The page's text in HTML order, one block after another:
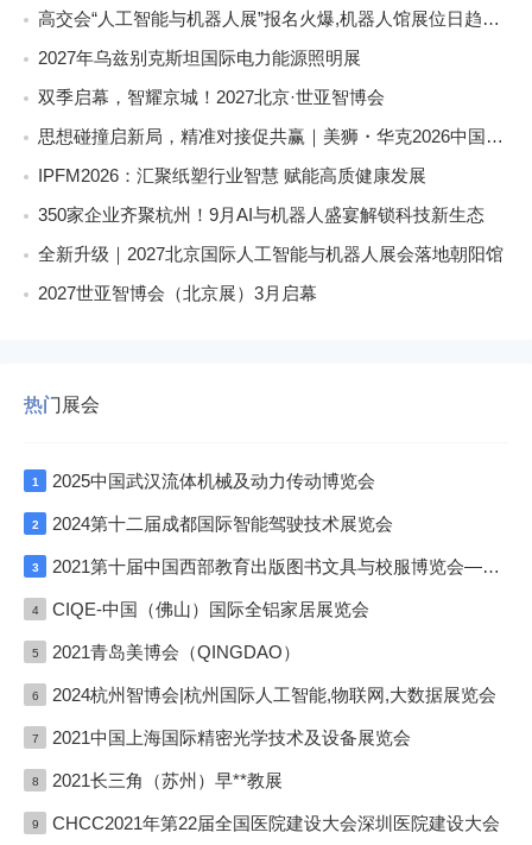
高交会“人工智能与机器人展”报名火爆,机器人馆展位日趋稀缺
2027年乌兹别克斯坦国际电力能源照明展
双季启幕，智耀京城！2027北京·世亚智博会
思想碰撞启新局，精准对接促共赢｜美狮・华克2026中国餐饮包装创新发展大会圆满收官
IPFM2026：汇聚纸塑行业智慧 赋能高质健康发展
350家企业齐聚杭州！9月AI与机器人盛宴解锁科技新生态
全新升级｜2027北京国际人工智能与机器人展会落地朝阳馆
2027世亚智博会（北京展）3月启幕
热门展会
1 2025中国武汉流体机械及动力传动博览会
2 2024第十二届成都国际智能驾驶技术展览会
3 2021第十届中国西部教育出版图书文具与校服博览会—成渝双城展
4 CIQE-中国（佛山）国际全铝家居展览会
5 2021青岛美博会（QINGDAO）
6 2024杭州智博会|杭州国际人工智能,物联网,大数据展览会
7 2021中国上海国际精密光学技术及设备展览会
8 2021长三角（苏州）早**教展
9 CHCC2021年第22届全国医院建设大会深圳医院建设大会